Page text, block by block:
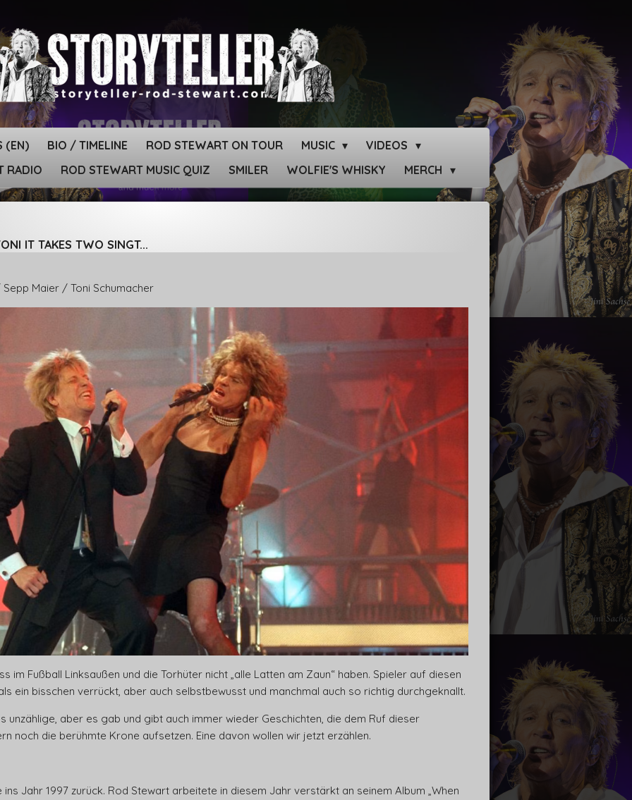
(EN) BIO / TIMELINE ROD STEWART ON TOUR MUSIC
VIDEOS
RADIO
ROD STEWART MUSIC QUIZ SMILER WOLFIE'S WHISKY MERCH
IT TAKES TWO SINGT...
Maier / Toni Schumacher
im Fußball Linksaußen und die Torhüter nicht „alle Latten am Zaun“ haben. Spieler auf diesen
ein bisschen verrückt, aber auch selbstbewusst und manchmal auch so richtig durchgeknallt.
unzählige, aber es gab und gibt auch immer wieder Geschichten, die dem Ruf dieser
noch die berühmte Krone aufsetzen. Eine davon wollen wir jetzt erzählen.
Jahr 1997 zurück. Rod Stewart arbeitete in diesem Jahr verstärkt an seinem Album „When